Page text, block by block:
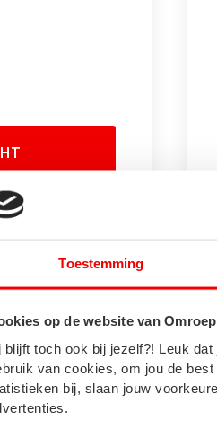
Toestemming
op de website van
blijft toch ook bij jezelf?! Leuk
van cookies, om jou de
bij, slaan jouw